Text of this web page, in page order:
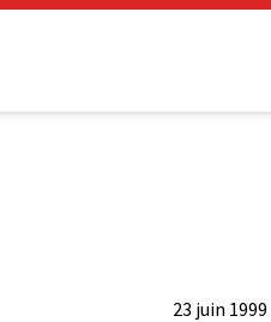
23 juin 1999